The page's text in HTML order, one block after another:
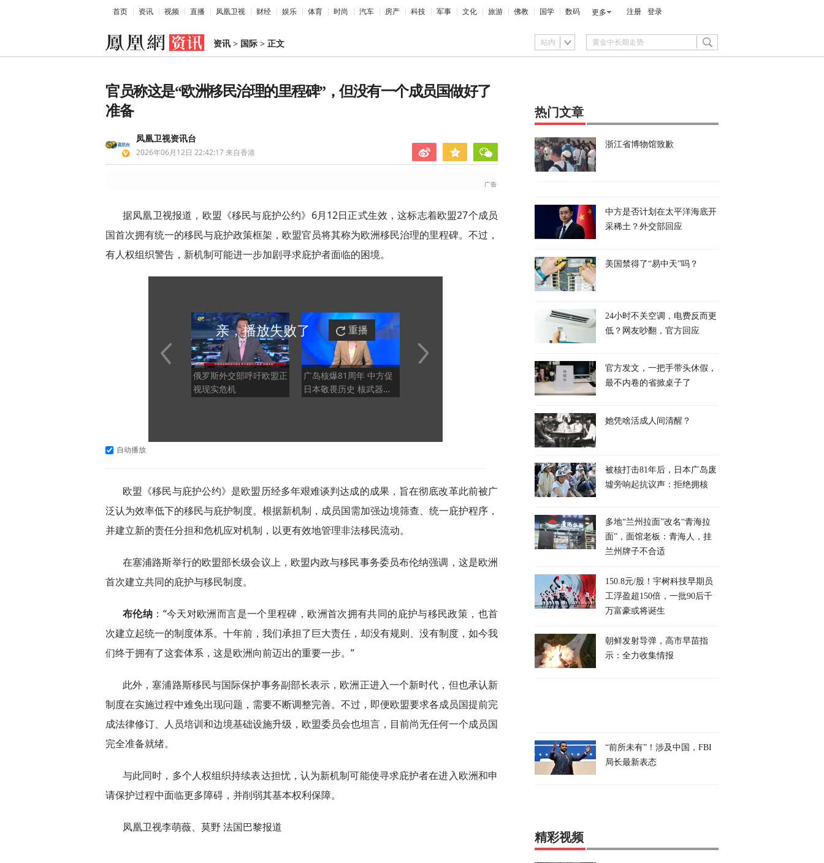
首页 资讯 视频 直播 凤凰卫视 财经 娱乐 体育 时尚 汽车 房产 科技 军事 文化 旅游 佛教 国学 数码 更多 注册 登录
资讯 > 国际 > 正文 站内
官员称这是“欧洲移民治理的里程碑”，但没有一个成员国做好了
准备
凤凰卫视资讯台
2026年06月12日 22:42:17来自香港
据凤凰卫视报道，欧盟《移民与庇护公约》6月12日正式生效，这标志着欧盟27个成员
国首次拥有统一的移民与庇护政策框架，欧盟官员将其称为欧洲移民治理的里程碑。不过，
有人权组织警告，新机制可能进一步加剧寻求庇护者面临的困境。
亲，播放失败了 重播
俄罗斯外交部呼吁欧盟正
视现实危机
广岛核爆81周年 中方促
日本敬畏历史 核武器造
总编关注｜伊阿协议与伊
美协议有何关系？
泰国总理欢迎缅甸总统敏
昂莱访泰 冀深化泰缅关
自动播放
欧盟《移民与庇护公约》是欧盟历经多年艰难谈判达成的成果，旨在彻底改革此前被广
泛认为效率低下的移民与庇护制度。根据新机制，成员国需加强边境筛查、统一庇护程序，
并建立新的责任分担和危机应对机制，以更有效地管理非法移民流动。
在塞浦路斯举行的欧盟部长级会议上，欧盟内政与移民事务委员布伦纳强调，这是欧洲
首次建立共同的庇护与移民制度。
布伦纳 ：“今天对欧洲而言是一个里程碑，欧洲首次拥有共同的庇护与移民政策，也首
次建立起统一的制度体系。十年前，我们承担了巨大责任，却没有规则、没有制度，如今我
们终于拥有了这套体系，这是欧洲向前迈出的重要一步。”
此外，塞浦路斯移民与国际保护事务副部长表示，欧洲正进入一个新时代，但也承认新
制度在实施过程中难免出现问题，需要不断调整完善。不过，即便欧盟要求各成员国提前完
成法律修订、人员培训和边境基础设施升级，欧盟委员会也坦言，目前尚无任何一个成员国
完全准备就绪。
与此同时，多个人权组织持续表达担忧，认为新机制可能使寻求庇护者在进入欧洲和申
请保护过程中面临更多障碍，并削弱其基本权利保障。
凤凰卫视李萌薇、莫野 法国巴黎报道
热门文章
浙江省博物馆致歉
中方是否计划在太平洋海底开
采稀土？外交部回应
美国禁得了“易中天”吗？
24小时不关空调，电费反而更
低？网友吵翻，官方回应
官方发文，一把手带头休假，
最不内卷的省掀桌子了
她凭啥活成人间清醒？
被核打击81年后，日本广岛废
墟旁响起抗议声：拒绝拥核
多地“兰州拉面”改名“青海拉
面”，面馆老板：青海人，挂
兰州牌子不合适
150.8元/股！宇树科技早期员
工浮盈超150倍，一批90后千
万富豪或将诞生
朝鲜发射导弹，高市早苗指
示：全力收集情报
“前所未有”！涉及中国，FBI
局长最新表态
精彩视频